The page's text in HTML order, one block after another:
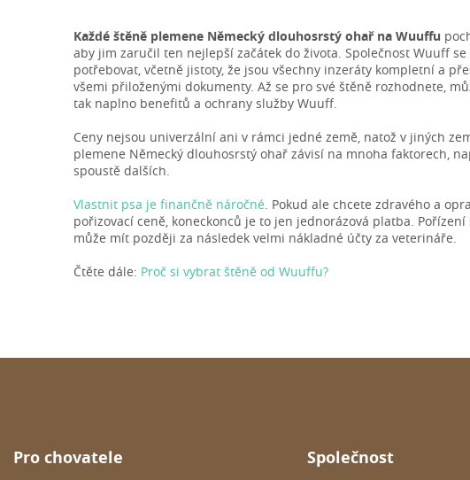
Každé štěně plemene Německý dlouhosrstý ohař na Wuuffu
aby jim zaručil ten nejlepší začátek do života. Společnost Wuuff
potřebovat, včetně jistoty, že jsou všechny inzeráty kompletní a
všemi přiloženými dokumenty. Až se pro své štěně rozhodnete,
tak naplno benefitů a ochrany služby Wuuff.
Ceny nejsou univerzální ani v rámci jedné země, natož v jiných
plemene Německý dlouhosrstý ohař závisí na mnoha faktorech,
spoustě dalších.
Vlastnit psa je finančně náročné. Pokud ale chcete zdravého a
pořizovací ceně, koneckonců je to jen jednorázová platba.
může mít později za následek velmi nákladné účty za veterináře.
Čtěte dále: Proč si vybrat štěně od Wuuffu?
Pro chovatele Společnost